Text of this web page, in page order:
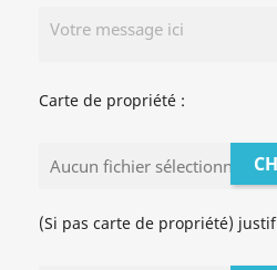
Carte de propriété :
Aucun fichier sélectionné
(Si pas carte de propriété)